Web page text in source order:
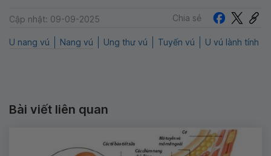
Cập nhật: 09-09-2025 Chia sẻ
U nang vú Nang vú Ung thư vú Tuyến vú U vú lành tính
Bài viết liên quan